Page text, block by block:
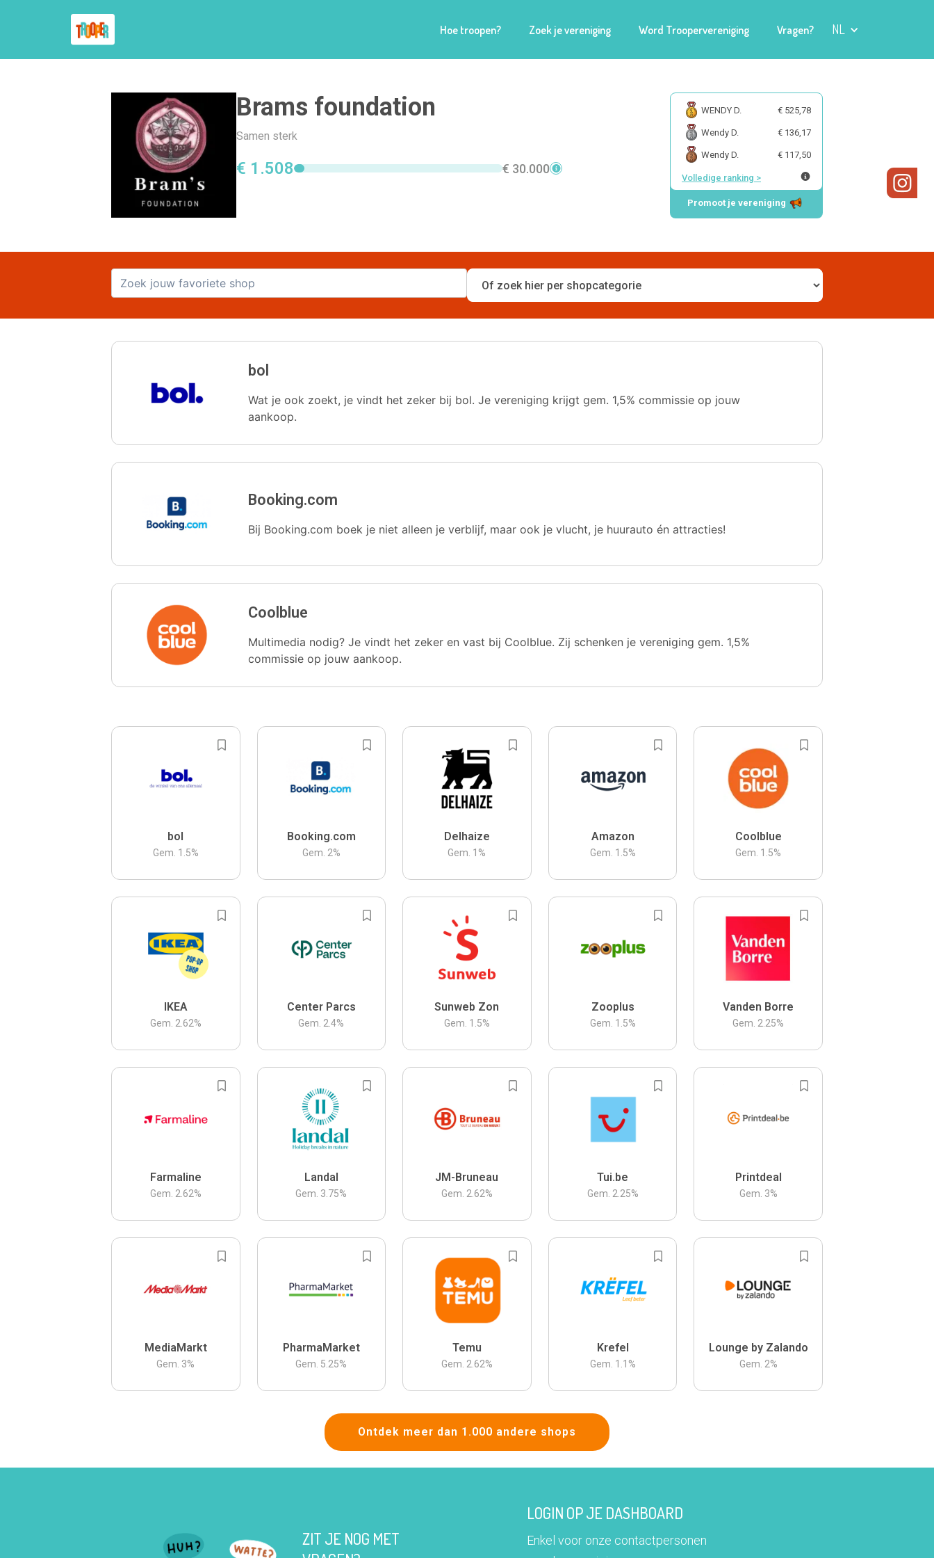
Hoe troopen? Zoek je vereniging Word Troopervereniging Vragen? NL
Brams foundation
Samen sterk
€ 1.508 € 30.000
WENDY D. € 525,78
Wendy D. € 136,17
Wendy D. € 117,50
Volledige ranking >
Promoot je vereniging
bol
Wat je ook zoekt, je vindt het zeker bij bol. Je vereniging krijgt gem. 1,5% commissie op jouw
aankoop.
Booking.com
Bij Booking.com boek je niet alleen je verblijf, maar ook je vlucht, je huurauto én attracties!
Coolblue
Multimedia nodig? Je vindt het zeker en vast bij Coolblue. Zij schenken je vereniging gem. 1,5%
commissie op jouw aankoop.
bol
Gem. 1.5%
Booking.com
Gem. 2%
Delhaize
Gem. 1 %
Amazon
Gem. 1.5%
Coolblue
Gem. 1.5%
IKEA
Gem. 2.62%
Center Parcs
Gem. 2.4%
Sunweb Zon
Gem. 1.5%
Zooplus
Gem. 1.5%
Vanden Borre
Gem. 2.25%
Farmaline
Gem. 2.62%
Landal
Gem. 3.75%
JM-Bruneau
Gem. 2.62%
Tui.be
Gem. 2.25%
Printdeal
Gem. 3%
MediaMarkt
Gem. 3%
PharmaMarket
Gem. 5.25%
Temu
Gem. 2.62%
Krefel
Gem. 1.1 %
Lounge by Zalando
Gem. 2%
Ontdek meer dan 1.000 andere shops
ZIT JE NOG MET
LOGIN OP JE DASHBOARD
Enkel voor onze contactpersonen